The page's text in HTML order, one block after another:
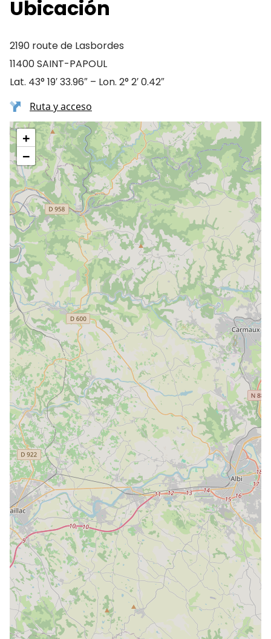
Ubicación
2190 route de Lasbordes
11400 SAINT-PAPOUL
Lat. 43° 19′ 33.96″ – Lon. 2° 2′ 0.42″
Ruta y acceso
+
−